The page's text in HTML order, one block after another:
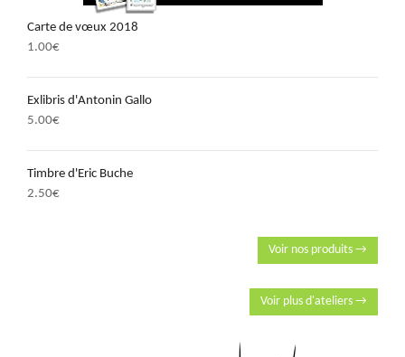
Carte de vœux 2018
1.00€
Exlibris d'Antonin Gallo
5.00€
Timbre d'Eric Buche
2.50€
Voir nos produits →
Voir plus d'ateliers →